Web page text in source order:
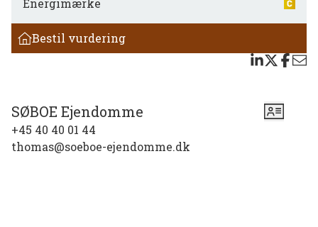
Energimærke
Bestil vurdering
SØBOE Ejendomme
+45 40 40 01 44
thomas@soeboe-ejendomme.dk